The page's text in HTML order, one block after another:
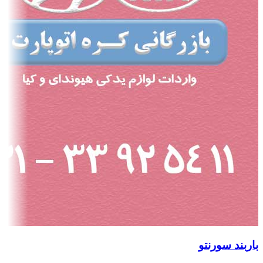
باربند سورنتو